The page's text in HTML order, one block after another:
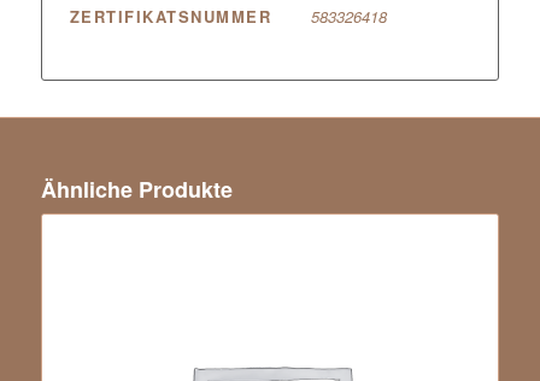
ZERTIFIKATSNUMMER
583326418
Ähnliche Produkte